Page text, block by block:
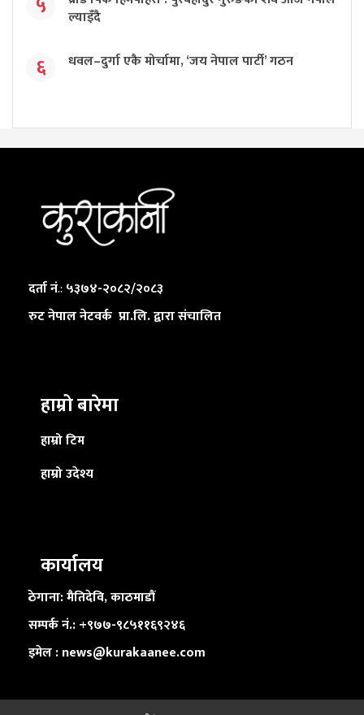
ल्याइँदै
६ धवल–दुर्गा एकै मोर्चामा, ‘जय नेपाल पार्टी’ गठन
दर्ता नं.: ५३७४-२०८२/२०८३
रुट नेपाल नेटवर्क प्रा.लि. द्वारा संचालित
हाम्रो बारेमा
हाम्रो टिम
हाम्रो उदेश्य
कार्यालय
ठेगाना: मैतिदेवि, काठमाडौं
सम्पर्क नं.: +९७७-९८५११६९२४६
इमेल : news@kurakaanee.com